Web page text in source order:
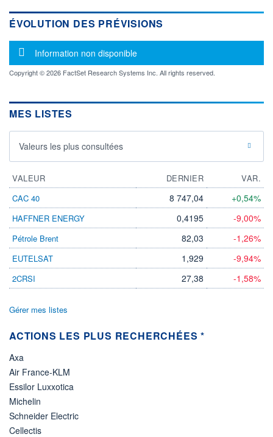
LIMITE À LA
BAISSE
0,0000
LIMITE À LA
HAUSSE
0,0000
RENDEMENT
ESTIMÉ 2026
- -
05.08.26 / 16:11:12
Non éligible
Boursobank
ÉVOLUTION DES PRÉVISIONS
Message d'information
Information non disponible
Copyright © 2026 FactSet Research Systems Inc. All rights reserved.
MES LISTES
Valeurs les plus consultées
VALEUR DERNIER
VAR.
CAC 40
8 747,04 +0,54%
HAFFNER ENERGY 0,4195 -9,00%
Pétrole Brent 82,03 -1,26%
EUTELSAT 1,929 -9,94%
2CRSI 27,38 -1,58%
Gérer mes listes
ACTIONS LES PLUS RECHERCHÉES *
Axa
Air France-KLM
Essilor Luxxotica
Michelin
Schneider Electric
Cellectis